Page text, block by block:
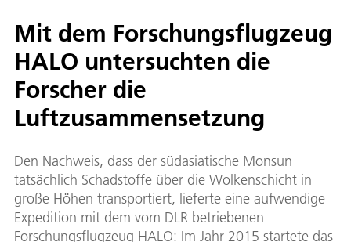
Mit dem Forschungsflugzeug
HALO untersuchten die
Forscher die
Luftzusammensetzung
Den Nachweis, dass der südasiatische Monsun
tatsächlich Schadstoffe über die Wolkenschicht in
große Höhen transportiert, lieferte eine aufwendige
Expedition mit dem vom DLR betriebenen
Forschungsflugzeug HALO: Im Jahr 2015 startete das